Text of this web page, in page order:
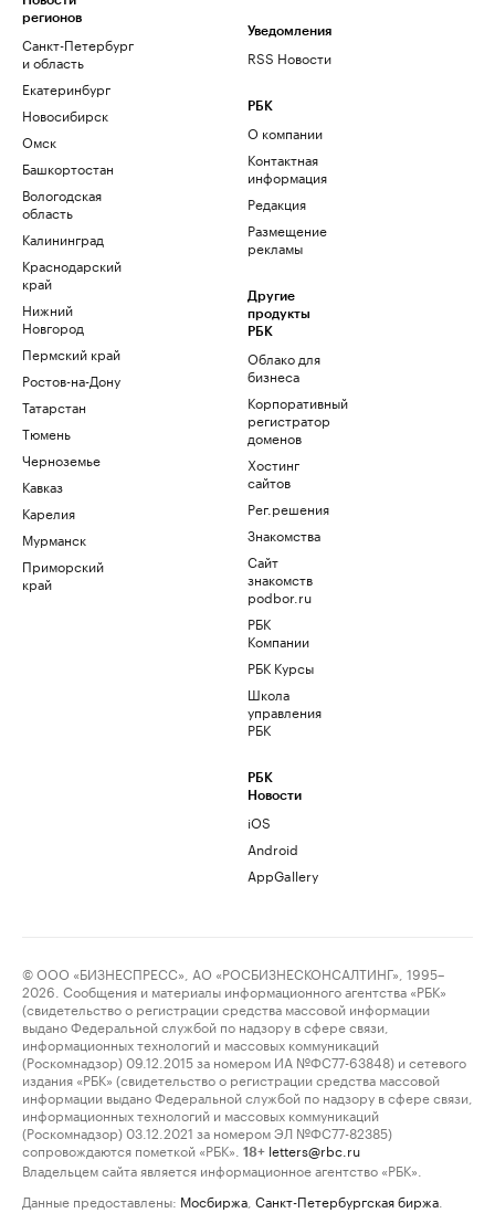
регионов
Санкт-Петербург
и область
Екатеринбург
Новосибирск
Омск
Башкортостан
Вологодская
область
Калининград
Краснодарский
край
Нижний
Новгород
Пермский край
Ростов-на-Дону
Татарстан
Тюмень
Черноземье
Кавказ
Карелия
Мурманск
Приморский
край
Уведомления
RSS Новости
РБК
О компании
Контактная
информация
Редакция
Размещение
рекламы
Другие
продукты
РБК
Облако для
бизнеса
Корпоративный
регистратор
доменов
Хостинг
сайтов
Рег.решения
Знакомства
Сайт
знакомств
podbor.ru
РБК
Компании
РБК Курсы
Школа
управления
РБК
РБК
Новости
iOS
Android
AppGallery
© ООО «БИЗНЕСПРЕСС», АО «РОСБИЗНЕСКОНСАЛТИНГ», 1995–
2026. Сообщения и материалы информационного агентства «РБК»
(свидетельство о регистрации средства массовой информации
выдано Федеральной службой по надзору в сфере связи,
информационных технологий и массовых коммуникаций
(Роскомнадзор) 09.12.2015 за номером ИА №ФС77-63848) и сетевого
издания «РБК» (свидетельство о регистрации средства массовой
информации выдано Федеральной службой по надзору в сфере связи,
информационных технологий и массовых коммуникаций
(Роскомнадзор) 03.12.2021 за номером ЭЛ №ФС77-82385)
сопровождаются пометкой «РБК».
18+ letters@rbc.ru
Владельцем сайта является информационное агентство «РБК».
Данные предоставлены: Мосбиржа Санкт-Петербургская биржа